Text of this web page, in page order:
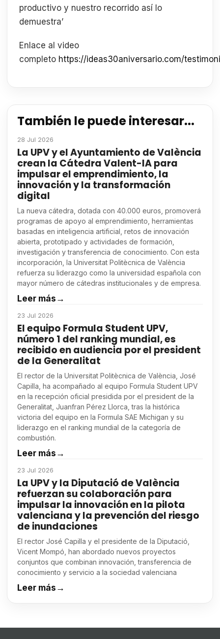
productivo y nuestro recorrido así lo
demuestra’
Enlace al video
completo https://ideas30aniversario.com/
También le puede interesar...
28 Jul 2026
La UPV y el Ayuntamiento de València
crean la Cátedra Valent-IA para
impulsar el emprendimiento, la
innovación y la transformación
digital
La nueva cátedra, dotada con 40.000 euros, promoverá
programas de apoyo al emprendimiento, herramientas
basadas en inteligencia artificial, retos de innovación
abierta, prototipado y actividades de formación,
investigación y transferencia de conocimiento. Con esta
incorporación, la Universitat Politècnica de València
refuerza su liderazgo como la universidad española con
mayor número de cátedras institucionales y de empresa.
Leer más→
23 Jul 2026
El equipo Formula Student UPV,
número 1 del ranking mundial, es
recibido en audiencia por el president
de la Generalitat
El rector de la Universitat Politècnica de València, José
Capilla, ha acompañado al equipo Formula Student UPV
en la recepción oficial presidida por el president de la
Generalitat, Juanfran Pérez Llorca, tras la histórica
victoria del equipo en la Formula SAE Michigan y su
liderazgo en el ranking mundial de la categoría de
combustión.
Leer más→
23 Jul 2026
La UPV y la Diputació de València
refuerzan su colaboración para
impulsar la innovación en la pilota
valenciana y la prevención del riesgo
de inundaciones
El rector José Capilla y el presidente de la Diputació,
Vicent Mompó, han abordado nuevos proyectos
conjuntos que combinan innovación, transferencia de
conocimiento y servicio a la sociedad valenciana
Leer más→